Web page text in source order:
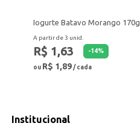
Iogurte Batavo Morango 170g
A partir de 3 unid.
R$ 1,63 -14%
ou R$ 1,89 / cada
Institucional